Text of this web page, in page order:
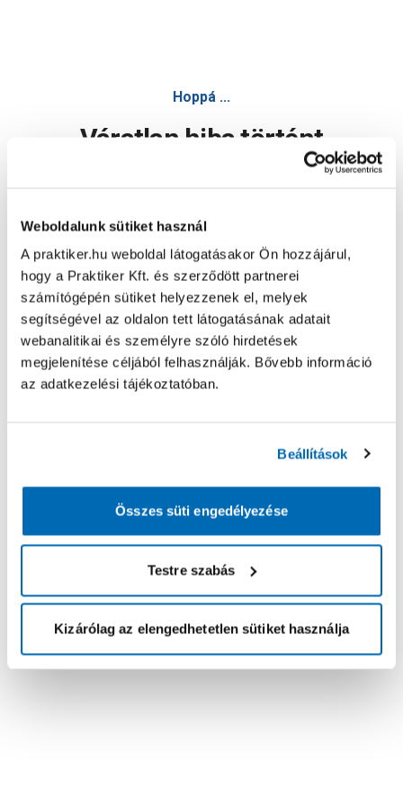
Weboldalunk sütiket használ
A praktiker.hu weboldal látogatásakor Ön hozzájárul,
hogy a Praktiker Kft. és szerződött partnerei
számítógépén sütiket helyezzenek el, melyek
segítségével az oldalon tett látogatásának adatait
webanalitikai és személyre szóló hirdetések
megjelenítése céljából felhasználják. Bővebb információ
az adatkezelési tájékoztatóban.
Beállítások
Összes süti engedélyezése
Testre szabás
Kizárólag az elengedhetetlen sütiket használja
Hoppá ...
Váratlan hiba történt
Oldal újratöltése